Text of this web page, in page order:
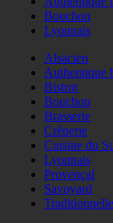
Bouchon
Lyonnais
Alsacien
Authentique
Bistrot
Bouchon
Brasserie
Crêperie
Cuisine du
Lyonnais
Provençal
Savoyard
Traditionnelle